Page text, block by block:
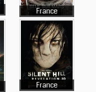
France
France